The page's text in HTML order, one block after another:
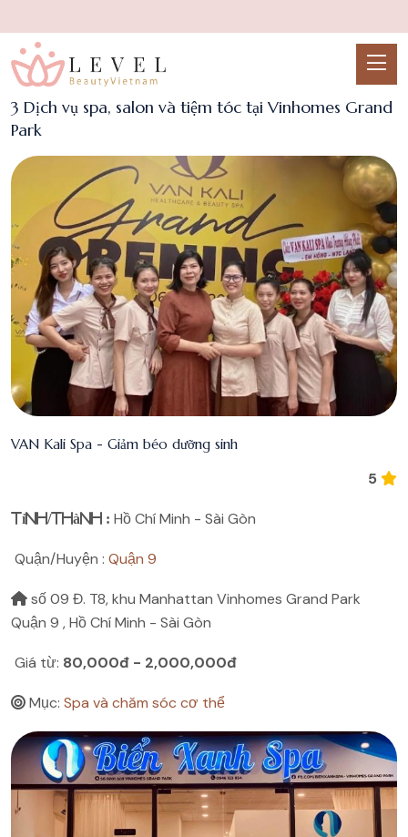
3 Dịch vụ spa, salon và tiệm tóc tại Vinhomes Grand
Park
VAN Kali Spa - Giảm béo dưỡng sinh
5
Tỉnh/Thành : Hồ Chí Minh - Sài Gòn
Quận/Huyện : Quận 9
số 09 Đ. T8, khu Manhattan Vinhomes Grand Park
Quận 9 , Hồ Chí Minh - Sài Gòn
Giá từ: 80,000đ - 2,000,000đ
Mục: Spa và chăm sóc cơ thể